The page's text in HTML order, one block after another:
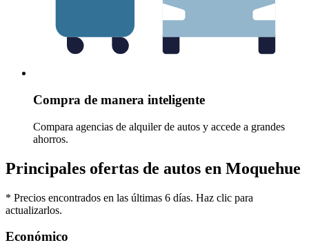
Compra de manera inteligente
Compara agencias de alquiler de autos y accede a grandes
ahorros.
Principales ofertas de autos en Moquehue
* Precios encontrados en las últimas 6 días. Haz clic para
actualizarlos.
Económico